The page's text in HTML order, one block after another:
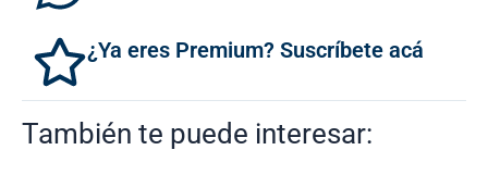
¿Ya eres Premium? Suscríbete acá
También te puede interesar: